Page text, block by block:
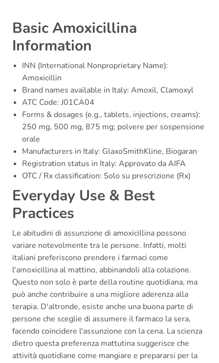
Basic Amoxicillina
Information
INN (International Nonproprietary Name):
Amoxicillin
Brand names available in Italy: Amoxil, Clamoxyl
ATC Code: J01CA04
Forms & dosages (e.g., tablets, injections, creams):
250 mg, 500 mg, 875 mg; polvere per sospensione
orale
Manufacturers in Italy: GlaxoSmithKline, Biogaran
Registration status in Italy: Approvato da AIFA
OTC / Rx classification: Solo su prescrizione (Rx)
Everyday Use & Best
Practices
Le abitudini di assunzione di amoxicillina possono
variare notevolmente tra le persone. Infatti, molti
italiani preferiscono prendere i farmaci come
l'amoxicillina al mattino, abbinandoli alla colazione.
Questo non solo è parte della routine quotidiana, ma
può anche contribuire a una migliore aderenza alla
terapia. D'altronde, esiste anche una buona parte di
persone che sceglie di assumere il farmaco la sera,
facendo coincidere l'assunzione con la cena. La scienza
dietro questa preferenza mattutina suggerisce che
attività quotidiane come mangiare e prepararsi per la